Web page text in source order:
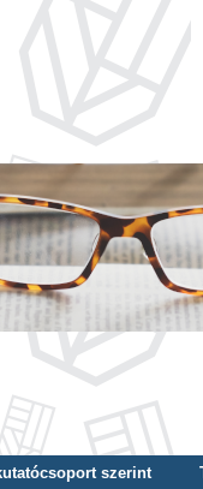
szerint